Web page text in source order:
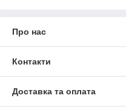
Про нас
Контакти
Доставка та оплата